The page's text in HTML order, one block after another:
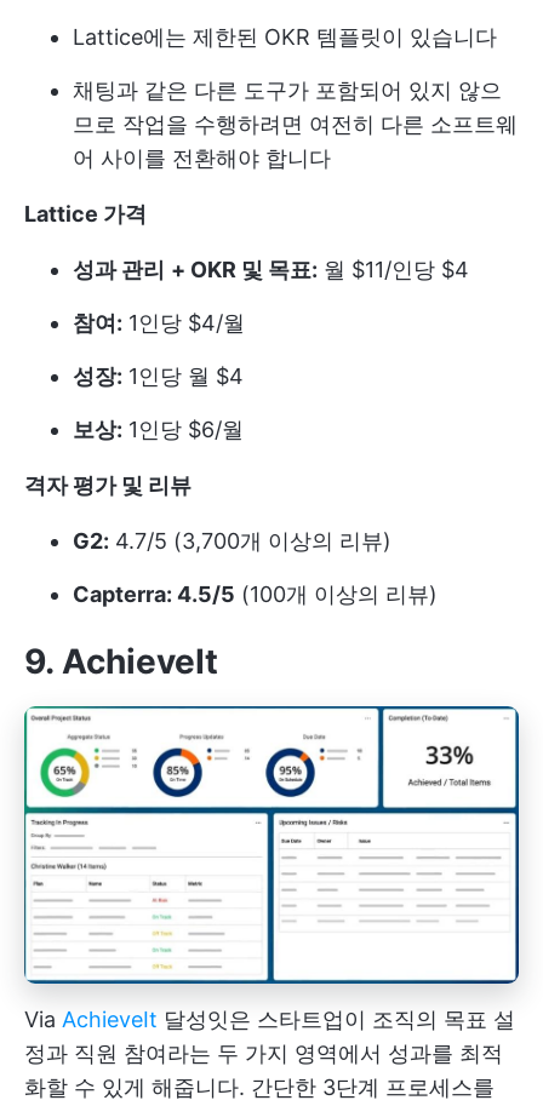
Lattice에는 제한된 OKR 템플릿이 있습니다
채팅과 같은 다른 도구가 포함되어 있지 않으
므로 작업을 수행하려면 여전히 다른 소프트웨
어 사이를 전환해야 합니다
Lattice 가격
성과 관리 + OKR 및 목표: 월 $11/인당 $4
참여: 1인당 $4/월
성장: 1인당 월 $4
보상: 1인당 $6/월
격자 평가 및 리뷰
G2: 4.7/5 (3,700개 이상의 리뷰)
Capterra: 4.5/5 (100개 이상의 리뷰)
9. AchieveIt
Via AchieveIt 달성잇은 스타트업이 조직의 목표 설
정과 직원 참여라는 두 가지 영역에서 성과를 최적
화할 수 있게 해줍니다. 간단한 3단계 프로세스를